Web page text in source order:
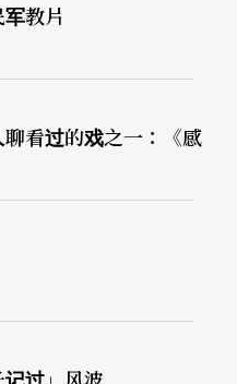
体的截肢，与摩力在
仿佛持续到这个作品
时回应了薛西佛斯的
此困顿费力，愈能在
肢生出幻化和言诠的
而产生一种沉默的作
留粗犷、好似争取拾
身体交互下的多重关
心与意志的肉身表
教片
看过的戏之一：《感